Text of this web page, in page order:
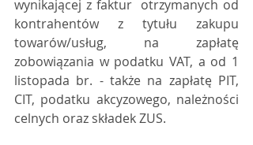
wynikającej z faktur  otrzymanych od
kontrahentów z tytułu zakupu
towarów/usług, na zapłatę
zobowiązania w podatku VAT, a od 1
listopada br. - także na zapłatę PIT,
CIT, podatku akcyzowego, należności
celnych oraz składek ZUS.